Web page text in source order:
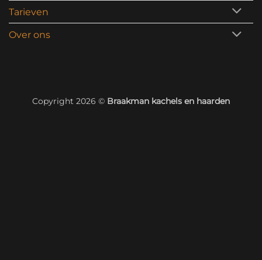
Tarieven
Over ons
Copyright 2026 © Braakman kachels en haarden